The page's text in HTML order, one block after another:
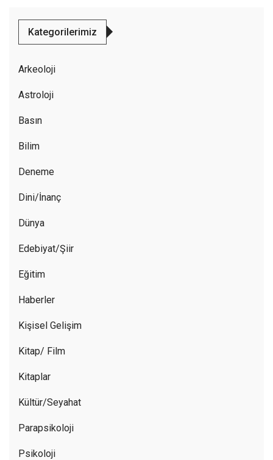
Kategorilerimiz
Arkeoloji
Astroloji
Basın
Bilim
Deneme
Dini/İnanç
Dünya
Edebiyat/Şiir
Eğitim
Haberler
Kişisel Gelişim
Kitap/ Film
Kitaplar
Kültür/Seyahat
Parapsikoloji
Psikoloji